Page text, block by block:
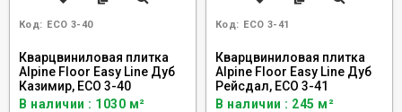
Код: ECO 3-40
Кварцвиниловая плитка
Alpine Floor Easy Line Дуб
Казимир, ЕСО 3-40
В наличии : 1030 м²
Код: ECO 3-41
Кварцвиниловая плитка
Alpine Floor Easy Line Дуб
Рейсдал, ЕСО 3-41
В наличии : 245 м²